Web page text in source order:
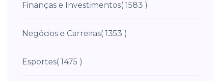
Finanças e Investimentos( 1583 )
Negócios e Carreiras( 1353 )
Esportes( 1475 )